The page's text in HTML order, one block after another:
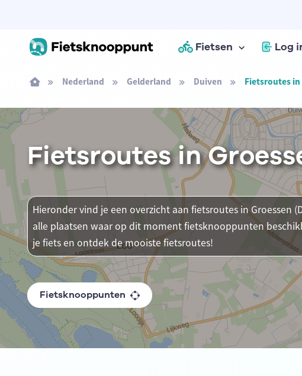
Fietsen Log
Nederland Gelderland Duiven Fietsroutes in
Fietsroutes in
Hieronder vind je een overzicht aan fietsroutes in Groessen
alle plaatsen waar op dit moment fietsknooppunten
je fiets en ontdek de mooiste fietsroutes!
Fietsknooppunten